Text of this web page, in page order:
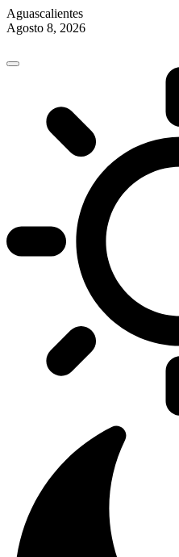
Aguascalientes
Agosto 8, 2026
content